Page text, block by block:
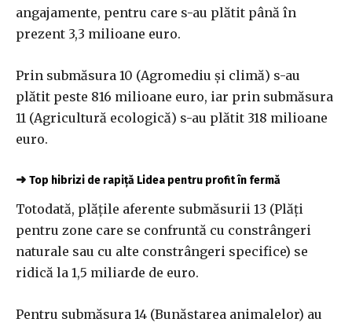
angajamente, pentru care s-au plătit până în
prezent 3,3 milioane euro.
Prin submăsura 10 (Agromediu şi climă) s-au
plătit peste 816 milioane euro, iar prin submăsura
11 (Agricultură ecologică) s-au plătit 318 milioane
euro.
➜ Top hibrizi de rapiță Lidea pentru profit în fermă
Totodată, plăţile aferente submăsurii 13 (Plăţi
pentru zone care se confruntă cu constrângeri
naturale sau cu alte constrângeri specifice) se
ridică la 1,5 miliarde de euro.
Pentru submăsura 14 (Bunăstarea animalelor) au